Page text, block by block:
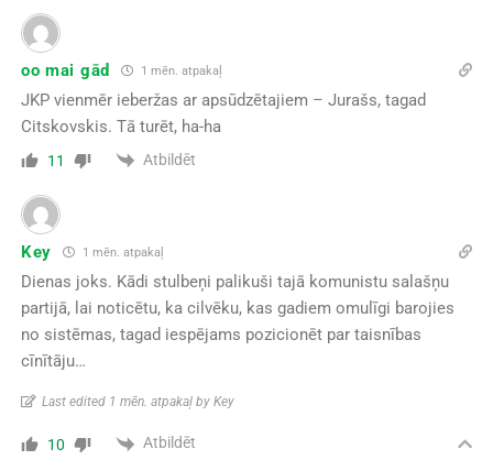
oo mai gād 1 mēn. atpakaļ
JKP vienmēr ieberžas ar apsūdzētajiem – Jurašs, tagad
Citskovskis. Tā turēt, ha-ha
11 Atbildēt
Key 1 mēn. atpakaļ
Dienas joks. Kādi stulbeņi palikuši tajā komunistu salašņu
partijā, lai noticētu, ka cilvēku, kas gadiem omulīgi barojies
no sistēmas, tagad iespējams pozicionēt par taisnības
cīnītāju…
Last edited 1 mēn. atpakaļ by Key
10 Atbildēt